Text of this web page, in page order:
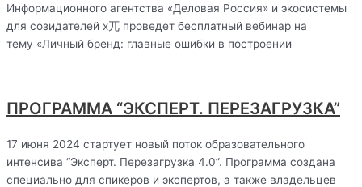
Информационного агентства «Деловая Россия» и экосистемы
для созидателей x兀 проведет бесплатный вебинар на
тему «Личный бренд: главные ошибки в построении
ПРОГРАММА “ЭКСПЕРТ. ПЕРЕЗАГРУЗКА”
17 июня 2024 стартует новый поток образовательного
интенсива “Эксперт. Перезагрузка 4.0”. Программа создана
специально для спикеров и экспертов, а также владельцев